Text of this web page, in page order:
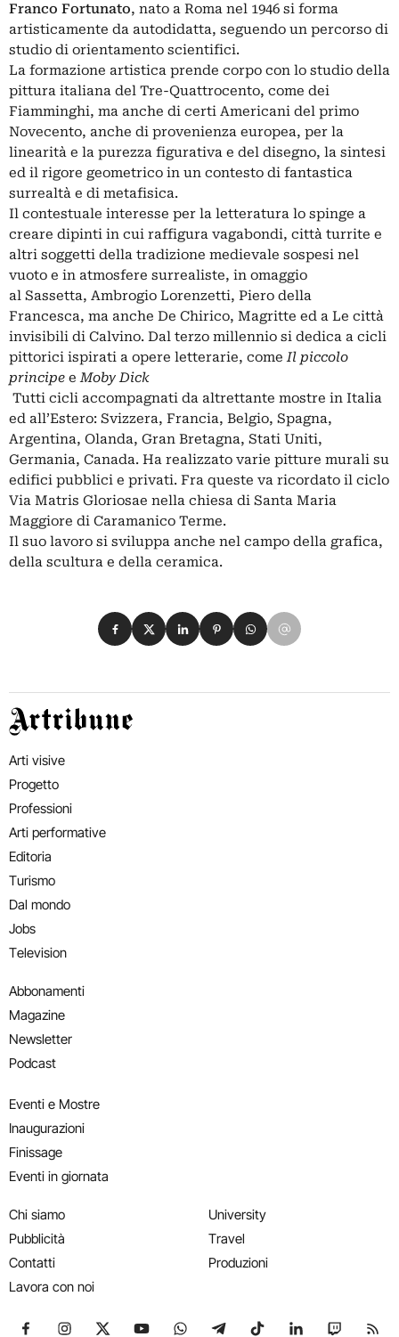
Franco Fortunato, nato a Roma nel 1946 si forma
artisticamente da autodidatta, seguendo un percorso di
studio di orientamento scientifici.
La formazione artistica prende corpo con lo studio della
pittura italiana del Tre-Quattrocento, come dei
Fiamminghi, ma anche di certi Americani del primo
Novecento, anche di provenienza europea, per la
linearità e la purezza figurativa e del disegno, la sintesi
ed il rigore geometrico in un contesto di fantastica
surrealtà e di metafisica.
Il contestuale interesse per la letteratura lo spinge a
creare dipinti in cui raffigura vagabondi, città turrite e
altri soggetti della tradizione medievale sospesi nel
vuoto e in atmosfere surrealiste, in omaggio
al Sassetta, Ambrogio Lorenzetti, Piero della
Francesca, ma anche De Chirico, Magritte ed a Le città
invisibili di Calvino. Dal terzo millennio si dedica a cicli
pittorici ispirati a opere letterarie, comeIl piccolo
principe eMoby Dick
Tutti cicli accompagnati da altrettante mostre in Italia
ed all’Estero: Svizzera, Francia, Belgio, Spagna,
Argentina, Olanda, Gran Bretagna, Stati Uniti,
Germania, Canada. Ha realizzato varie pitture murali su
edifici pubblici e privati. Fra queste va ricordato il ciclo
Via Matris Gloriosae nella chiesa di Santa Maria
Maggiore di Caramanico Terme.
Il suo lavoro si sviluppa anche nel campo della grafica,
della scultura e della ceramica.
Condividi su Facebook
Condividi su X
Condividi su LinkedIn
Condividi su Pinterest
Condividi su WhatsApp
Condividi su Email
Artribune
Arti visive
Progetto
Professioni
Arti performative
Editoria
Turismo
Dal mondo
Jobs
Television
Abbonamenti
Magazine
Newsletter
Podcast
Eventi e Mostre
Inaugurazioni
Finissage
Eventi in giornata
Chi siamo
Pubblicità
Contatti
Lavora con noi
University
Travel
Produzioni
Seguici su Facebook
Seguici su Instagram
Seguici su X
Seguici su YouTube
Seguici su WhatsApp
Seguici su Telegram
Seguici su TikTok
Seguici su
Seguici